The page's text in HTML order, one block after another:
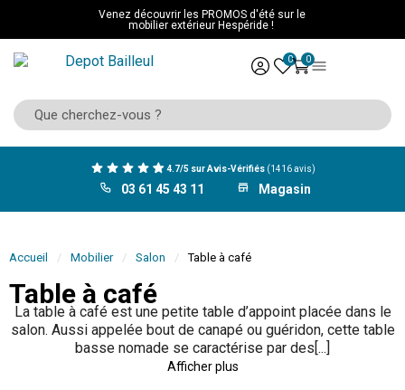
Venez découvrir les PROMOS d'été sur le
mobilier extérieur Hespéride !
0 0
4.7/5 sur Avis-Vérifiés (1416 avis)
03 61 45 43 11 Magasin
Accueil Mobilier Salon Table à café
Table à café
La table à café est une petite table d’appoint placée dans le
salon. Aussi appelée bout de canapé ou guéridon, cette table
basse nomade se caractérise par des[...]
Afficher plus